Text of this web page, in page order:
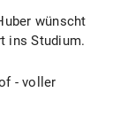
wünscht
ins Studium.
- voller